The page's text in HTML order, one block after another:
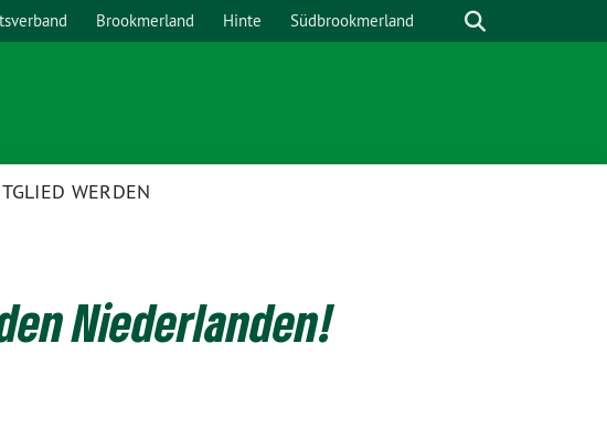
Brookmerland Hinte Südbrookmerland
WERDEN
Niederlanden!